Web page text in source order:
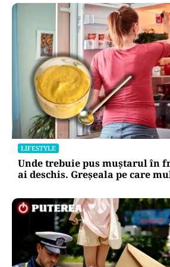
LIFESTYLE
Unde trebuie pus muștarul în
ai deschis. Greșeala pe care